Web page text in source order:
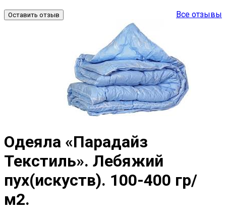
Оставить отзыв Все отзывы
Одеяла «Парадайз
Текстиль». Лебяжий
пух(искуств). 100-400 гр/
м2.